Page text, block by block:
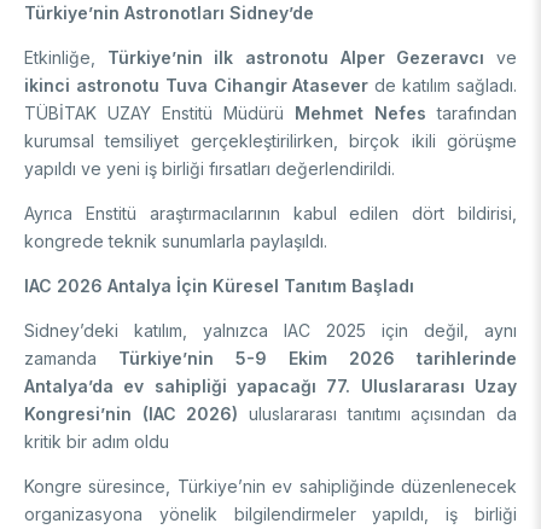
İleri Teknolojiler Araştırma Enstitüsü (İLTAREN)
Temel Bilimler Araştırma Enstitüsü (TBAE)
Temiz Enerji, İklim Değişikliği ve Sürdürülebilirlik Araştırma
Enstitüsü
Türkiye Sanayi Sevk ve İdare Enstitüsü (TÜSSİDE)
Ulusal Metroloji Enstitüsü (UME)
Uzay Teknolojileri Araştırma Enstitüsü (UZAY)
Kutup Araştırmaları Enstitüsü (KARE)
Ulusal Akademik Ağ ve Bilgi Merkezi (ULAKBİM)
Haber Arşivi
Video Arşivi
Fotoğraf Arşivi
KVKK Aydınlatma metni
Türkiye’nin Astronotları Sidney’de
Etkinliğe, Türkiye’nin ilk astronotu Alper Gezeravcı ve
ikinci astronotu Tuva Cihangir Atasever de katılım sağladı.
TÜBİTAK UZAY Enstitü Müdürü Mehmet Nefes tarafından
kurumsal temsiliyet gerçekleştirilirken, birçok ikili görüşme
yapıldı ve yeni iş birliği fırsatları değerlendirildi.
Ayrıca Enstitü araştırmacılarının kabul edilen dört bildirisi,
kongrede teknik sunumlarla paylaşıldı.
IAC 2026 Antalya İçin Küresel Tanıtım Başladı
Sidney’deki katılım, yalnızca IAC 2025 için değil, aynı
zamanda Türkiye’nin 5-9 Ekim 2026 tarihlerinde
Antalya’da ev sahipliği yapacağı 77. Uluslararası Uzay
Kongresi’nin (IAC 2026) uluslararası tanıtımı açısından da
kritik bir adım oldu
Kongre süresince, Türkiye’nin ev sahipliğinde düzenlenecek
organizasyona yönelik bilgilendirmeler yapıldı, iş birliği